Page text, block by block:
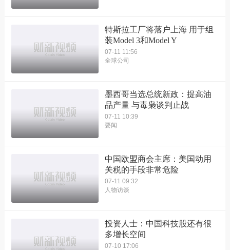
特斯拉工厂将落户上海 用于组
装Model 3和Model Y
07-11 11:56
全球公司
墨西哥当选总统新政：提高油
品产量 与毒枭谈判止战
07-11 10:39
要闻
中国欧盟商会主席：美国动用
关税的手段非常危险
07-11 09:32
人物访谈
投资人士：中国科技股还有很
多增长空间
07-10 17:06